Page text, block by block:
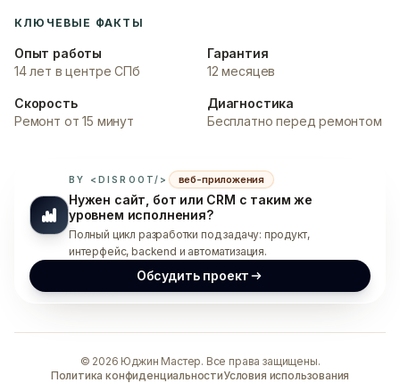
КЛЮЧЕВЫЕ ФАКТЫ
Опыт работы
14 лет в центре СПб
Гарантия
12 месяцев
Скорость
Ремонт от 15 минут
Диагностика
Бесплатно перед ремонтом
BY <DISROOT/> веб-приложения
Нужен сайт, бот или CRM с таким же
уровнем исполнения?
Полный цикл разработки под задачу: продукт,
интерфейс, backend и автоматизация.
Обсудить проект
© 2026 Юджин Мастер. Все права защищены.
Политика конфиденциальностиУсловия использования